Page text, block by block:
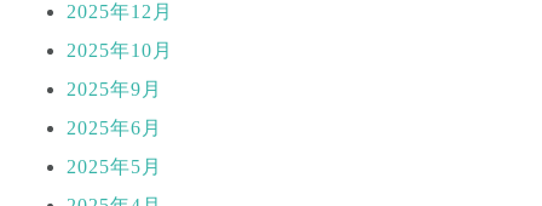
2025年12月
2025年10月
2025年9月
2025年6月
2025年5月